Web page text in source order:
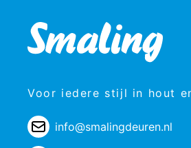
Voor iedere stijl in hout
info@smalingdeuren.nl